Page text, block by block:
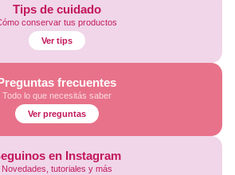
Tips de cuidado
conservar tus productos
Ver tips
frecuentes
Todo lo que necesitás saber
Ver preguntas
en Instagram
Novedades, tutoriales y más